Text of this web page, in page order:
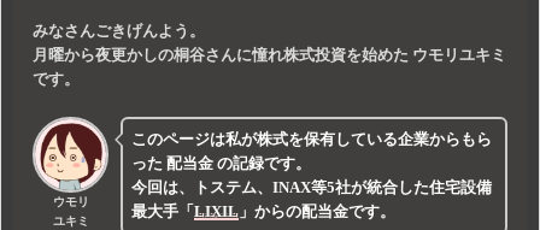
みなさんごきげんよう。
月曜から夜更かしの桐谷さんに憧れ株式投資を始めた ウモリユキミ
です。
ウモリ
ユキミ
このページは私が株式を保有している企業からもら
った配当金 の記録です。
今回は、トステム、INAX等5社が統合した住宅設備
最大手 「LIXIL 」からの配当金です。